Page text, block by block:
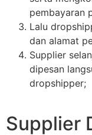
pembayaran
Lalu
dan alamat
Supplier
dipesan
dropshipper;
Supplier